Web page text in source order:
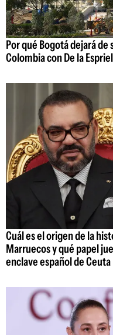
Por qué Bogotá dejará
Colombia con De la
Cuál es el origen de la
Marruecos y qué papel
enclave español de Ceuta